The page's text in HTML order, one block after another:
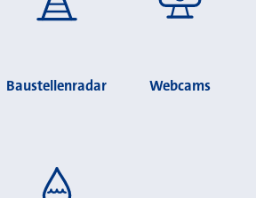
Baustellenradar Webcams